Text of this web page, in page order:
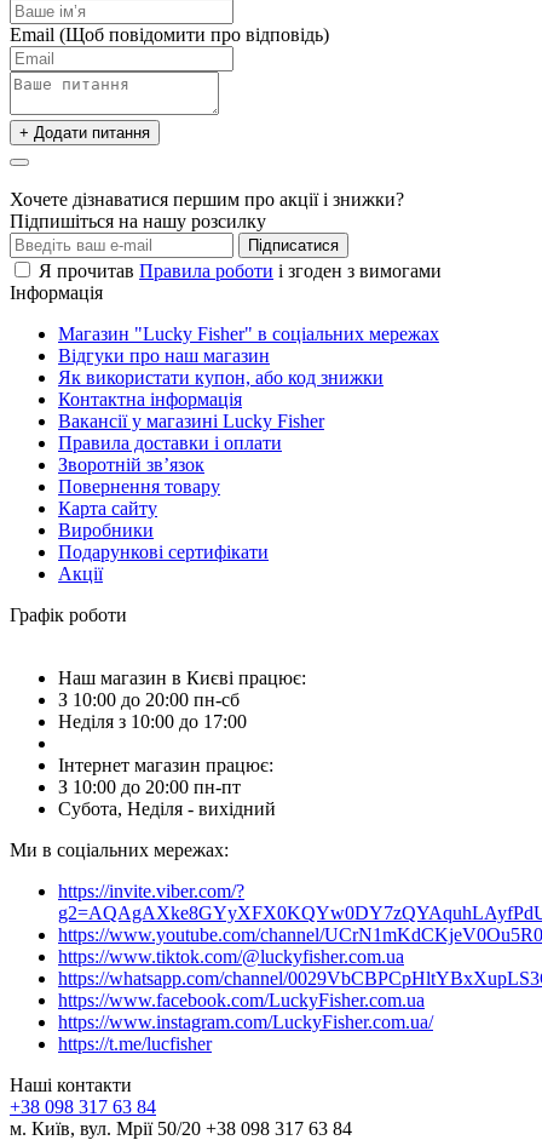
Email (Щоб повідомити про відповідь)
+ Додати питання
Хочете дізнаватися першим про акції і знижки?
Підпишіться на нашу розсилку
Підписатися
Я прочитав Правила роботи і згоден з вимогами
Інформація
Магазин "Lucky Fisher" в соціальних мережах
Відгуки про наш магазин
Як використати купон, або код знижки
Контактна інформація
Вакансії у магазині Lucky Fisher
Правила доставки і оплати
Зворотній зв’язок
Повернення товару
Карта сайту
Виробники
Подарункові сертифікати
Акції
Графік роботи
Наш магазин в Києві працює:
З 10:00 до 20:00 пн-сб
Неділя з 10:00 до 17:00
Інтернет магазин працює:
З 10:00 до 20:00 пн-пт
Субота, Неділя - вихідний
Ми в соціальних мережах:
https://invite.viber.com/?
https://www.youtube.com/channel/
https://www.tiktok.com/@luckyfisher.com.ua
https://whatsapp.com/channel/
https://www.facebook.com/LuckyFisher.com.ua
https://www.instagram.com/LuckyFisher.com.ua/
https://t.me/lucfisher
Наші контакти
+38 098 317 63 84
м. Київ, вул. Мрії 50/20 +38 098 317 63 84